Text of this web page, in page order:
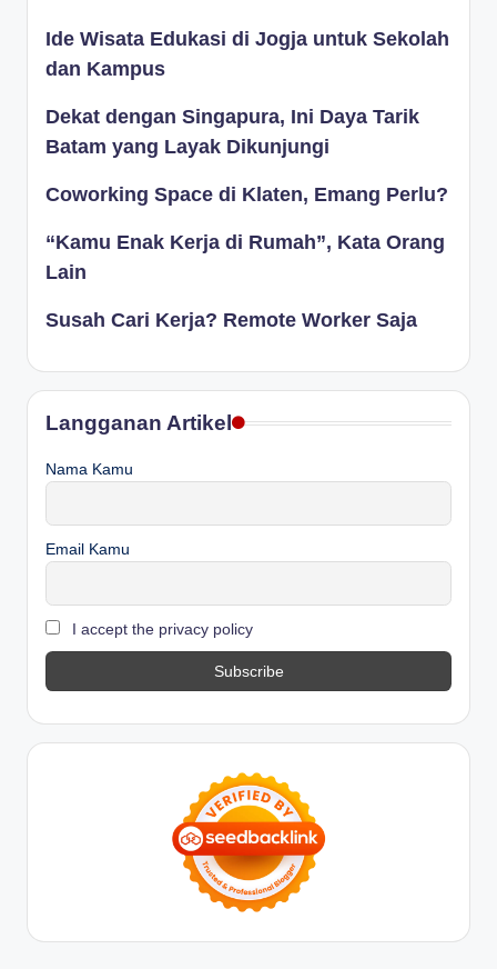
Ide Wisata Edukasi di Jogja untuk Sekolah
dan Kampus
Dekat dengan Singapura, Ini Daya Tarik
Batam yang Layak Dikunjungi
Coworking Space di Klaten, Emang Perlu?
“Kamu Enak Kerja di Rumah”, Kata Orang
Lain
Susah Cari Kerja? Remote Worker Saja
Langganan Artikel
Nama Kamu
Email Kamu
I accept the privacy policy